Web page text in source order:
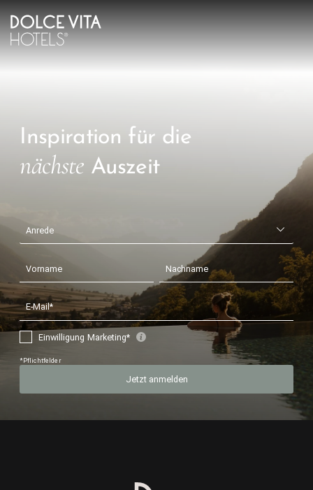
Inspiration für die
nächste Auszeit